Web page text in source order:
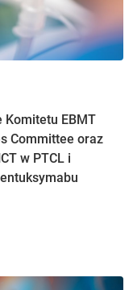
Komitetu EBMT
Committee oraz
w PTCL i